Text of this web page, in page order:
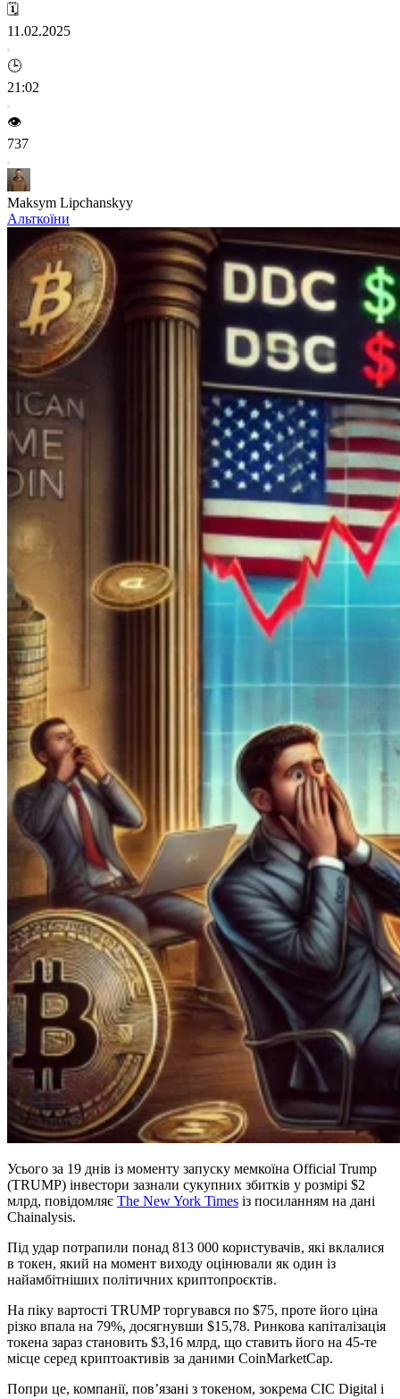
🗓️
11.02.2025
🕒
21:02
👁️
737
Maksym Lipchanskyy
Альткоїни
Усього за 19 днів із моменту запуску мемкоїна Official Trump
(TRUMP) інвестори зазнали сукупних збитків у розмірі $2
млрд, повідомляє The New York Times із посиланням на дані
Chainalysis.
Під удар потрапили понад 813 000 користувачів, які вклалися
в токен, який на момент виходу оцінювали як один із
найамбітніших політичних криптопроєктів.
На піку вартості TRUMP торгувався по $75, проте його ціна
різко впала на 79%, досягнувши $15,78. Ринкова капіталізація
токена зараз становить $3,16 млрд, що ставить його на 45-те
місце серед криптоактивів за даними CoinMarketCap.
Попри це, компанії, пов’язані з токеном, зокрема CIC Digital і